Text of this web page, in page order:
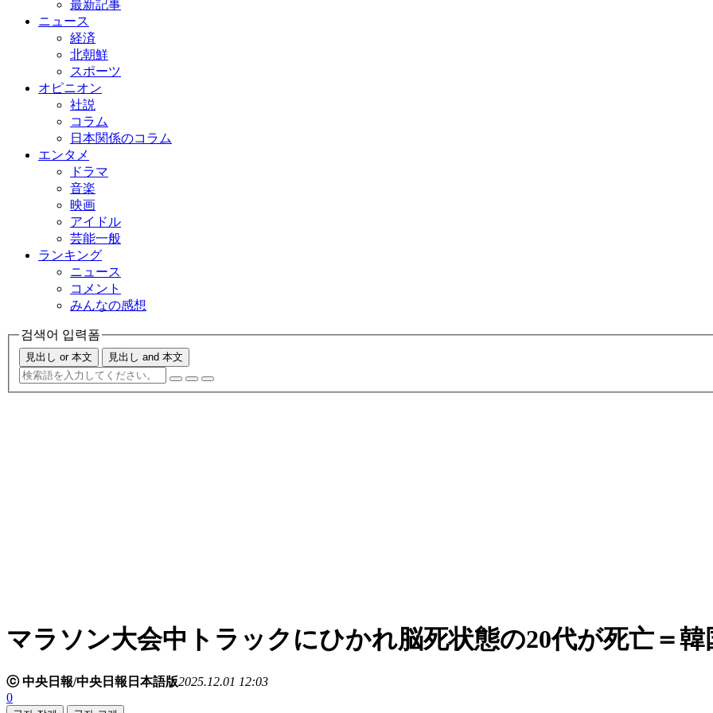
最新記事
ニュース
経済
北朝鮮
スポーツ
オピニオン
社説
コラム
日本関係のコラム
エンタメ
ドラマ
音楽
映画
アイドル
芸能一般
ランキング
ニュース
コメント
みんなの感想
검색어 입력폼
見出し or 本文 見出し and 本文
マラソン大会中トラックにひかれ脳死状態の20代が死亡＝韓
ⓒ 中央日報/中央日報日本語版2025.12.01 12:03
0